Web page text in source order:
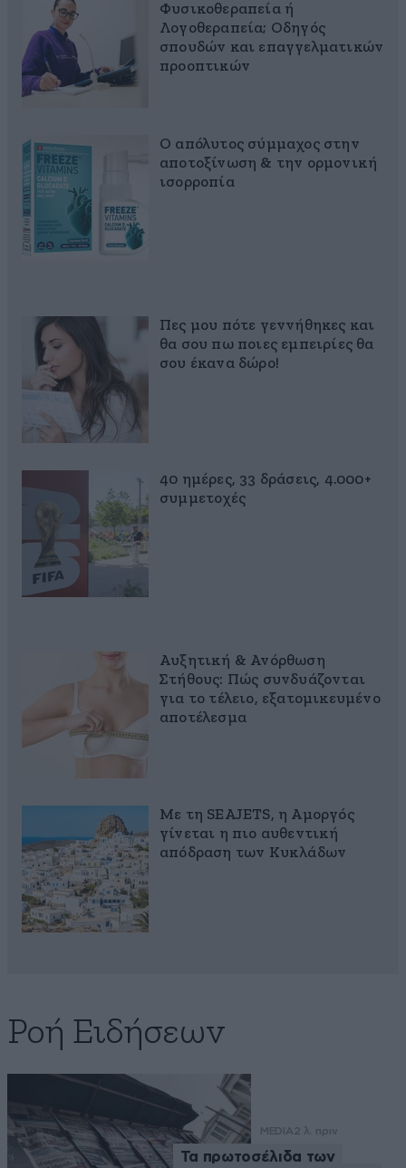
Φυσικοθεραπεία ή
Λογοθεραπεία; Οδηγός
σπουδών και επαγγελματικών
προοπτικών
Ο απόλυτος σύμμαχος στην
αποτοξίνωση & την ορμονική
ισορροπία
Πες μου πότε γεννήθηκες και
θα σου πω ποιες εμπειρίες θα
σου έκανα δώρο!
40 ημέρες, 33 δράσεις, 4.000+
συμμετοχές
Αυξητική & Ανόρθωση
Στήθους: Πώς συνδυάζονται
για το τέλειο, εξατομικευμένο
αποτέλεσμα
Με τη SEAJETS, η Αμοργός
γίνεται η πιο αυθεντική
απόδραση των Κυκλάδων
Ροή Ειδήσεων
MEDIA2 λ. πριν
Τα πρωτοσέλιδα των